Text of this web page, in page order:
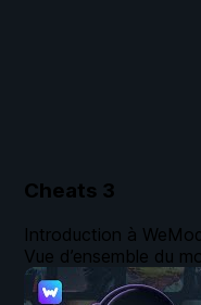
Cheats 3
Introduction à
Vue d’ensemble du